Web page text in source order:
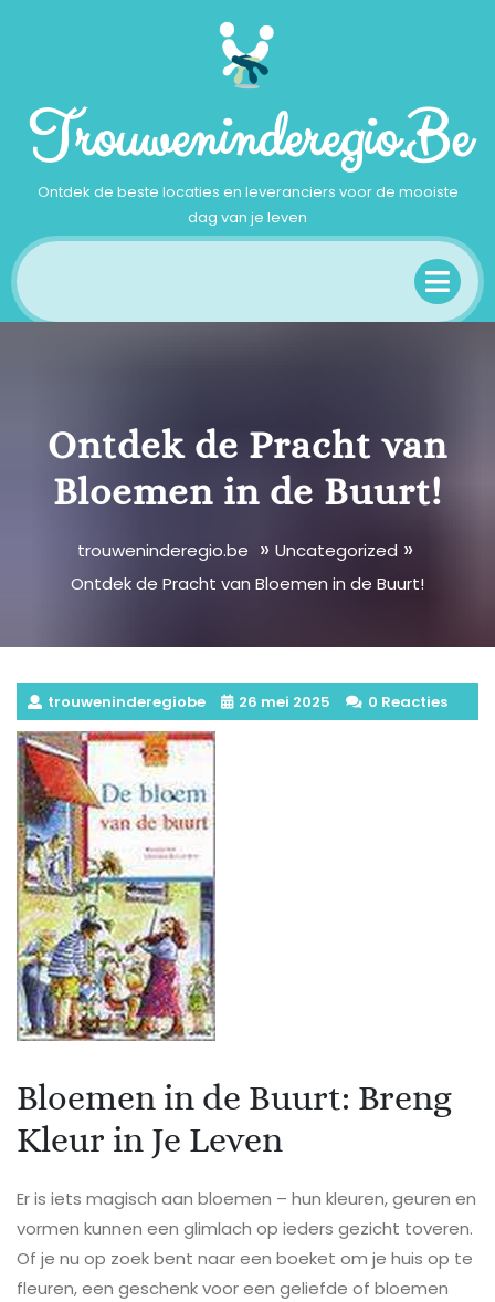
Trouweninderegio.be
Ontdek de beste locaties en leveranciers voor de mooiste
dag van je leven
Ontdek de Pracht van
Bloemen in de Buurt!
trouweninderegio.be » Uncategorized »
Ontdek de Pracht van Bloemen in de Buurt!
trouweninderegiobe 26 mei 2025 0 Reacties
Bloemen in de Buurt: Breng
Kleur in Je Leven
Er is iets magisch aan bloemen – hun kleuren, geuren en
vormen kunnen een glimlach op ieders gezicht toveren.
Of je nu op zoek bent naar een boeket om je huis op te
fleuren, een geschenk voor een geliefde of bloemen